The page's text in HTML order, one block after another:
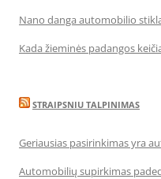
Nano danga automobilio
Kada žieminės padangos
STRAIPSNIU TALPINIMAS
Geriausias pasirinkimas yra
Automobilių supirkimas